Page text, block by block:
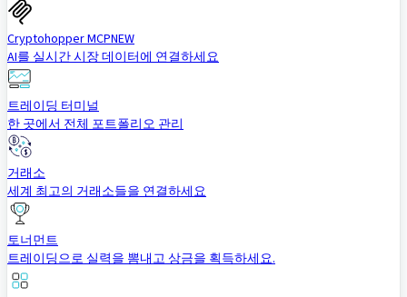
Cryptohopper MCPNEW
AI를 실시간 시장 데이터에 연결하세요
트레이딩 터미널
한 곳에서 전체 포트폴리오 관리
거래소
세계 최고의 거래소들을 연결하세요
토너먼트
트레이딩으로 실력을 뽐내고 상금을 획득하세요.